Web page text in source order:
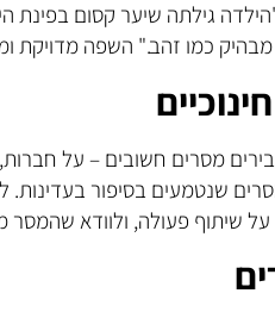
כמו זהב." השפה מדויקת
שנטמעים בסיפור
שיתוף פעולה, ולוודא שהמסר